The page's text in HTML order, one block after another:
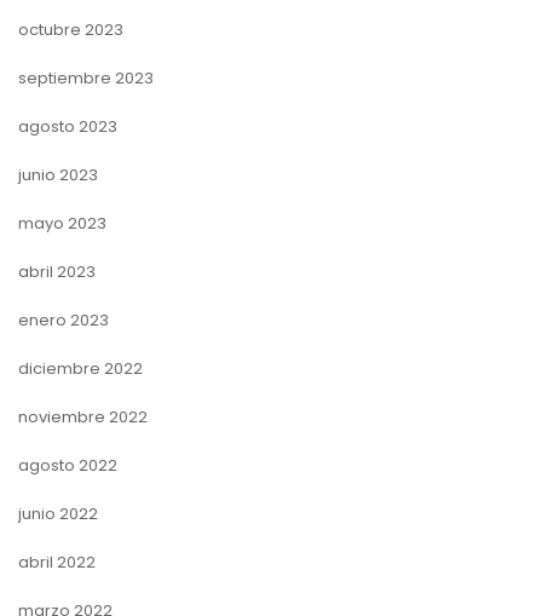
octubre 2023
septiembre 2023
agosto 2023
junio 2023
mayo 2023
abril 2023
enero 2023
diciembre 2022
noviembre 2022
agosto 2022
junio 2022
abril 2022
marzo 2022